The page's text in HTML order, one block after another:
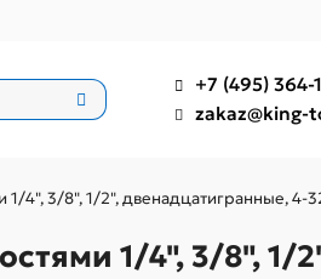
+7 (495) 364-
zakaz@king-
4", 3/8", 1/2", двенадцатигранные, 4-
1/4", 3/8", 1/